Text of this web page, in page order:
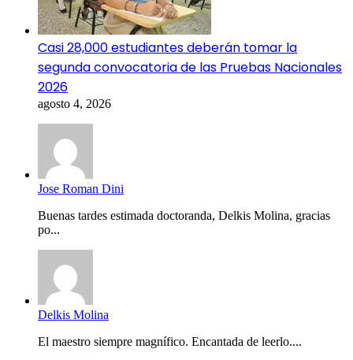
Casi 28,000 estudiantes deberán tomar la
segunda convocatoria de las Pruebas Nacionales
2026
agosto 4, 2026
Jose Roman Dini
Buenas tardes estimada doctoranda, Delkis Molina, gracias
po...
Delkis Molina
El maestro siempre magnífico. Encantada de leerlo....